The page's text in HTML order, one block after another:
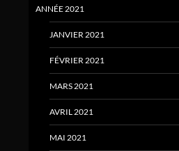
ANNÉE 2021
JANVIER 2021
FÉVRIER 2021
MARS 2021
AVRIL 2021
MAI 2021